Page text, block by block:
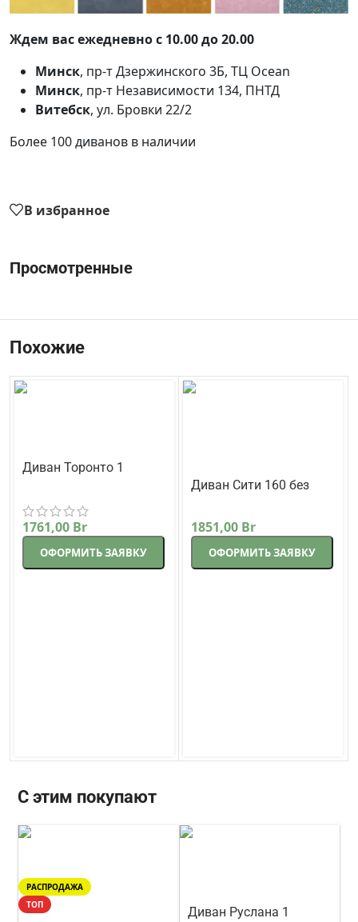
Ждем вас ежедневно с 10.00 до 20.00
Минск, пр-т Дзержинского 3Б, ТЦ Ocean
Минск, пр-т Независимости 134, ПНТД
Витебск, ул. Бровки 22/2
Более 100 диванов в наличии
В избранное
Просмотренные
Похожие
Диван Торонто 1
бежевый
1761,00 Br
ОФОРМИТЬ ЗАЯВКУ
Диван Сити 160 без
171 см коричневый
1851,00 Br
ОФОРМИТЬ ЗАЯВКУ
С этим покупают
РАСПРОДАЖА
ТОП
Диван Руслана 1